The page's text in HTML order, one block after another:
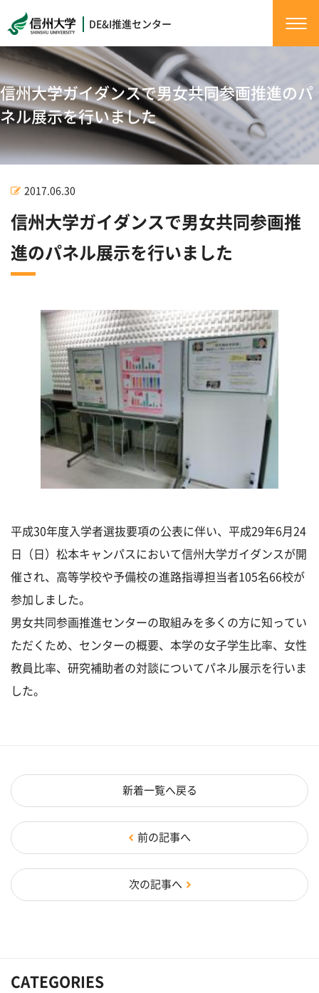
DE&I推進センター
信州大学ガイダンスで男女共同参画推進のパ
ネル展示を行いました
2017.06.30
信州大学ガイダンスで男女共同参画推
進のパネル展示を行いました
平成30年度入学者選抜要項の公表に伴い、平成29年6月24
日（日）松本キャンパスにおいて信州大学ガイダンスが開
催され、高等学校や予備校の進路指導担当者105名66校が
参加しました。
男女共同参画推進センターの取組みを多くの方に知ってい
ただくため、センターの概要、本学の女子学生比率、女性
教員比率、研究補助者の対談についてパネル展示を行いま
した。
前の記事へ
新着一覧へ戻る
次の記事へ
CATEGORIES